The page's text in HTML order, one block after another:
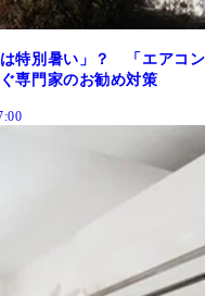
特別暑い」？ 「エアコ
専門家のお勧め対策